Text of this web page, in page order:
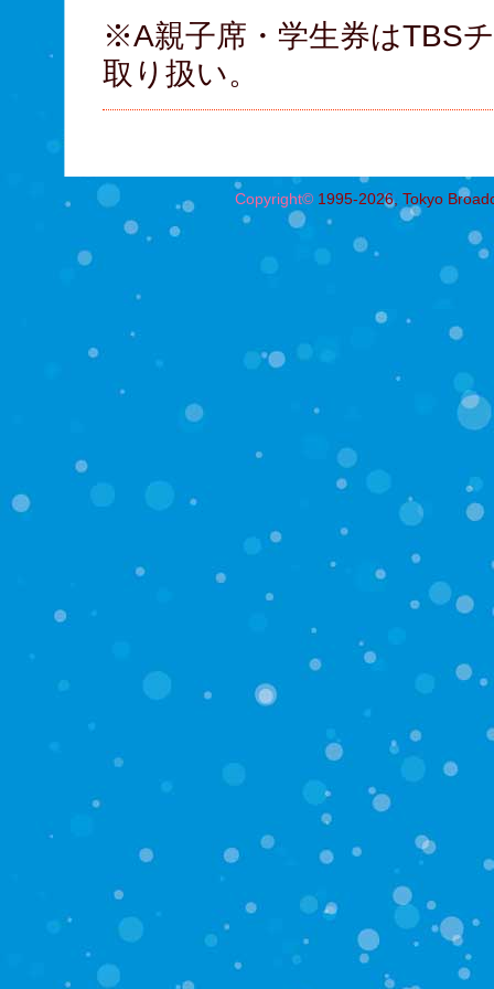
※A親子席・学生券はTBS
取り扱い。
Copyright©1995-2026, Tokyo